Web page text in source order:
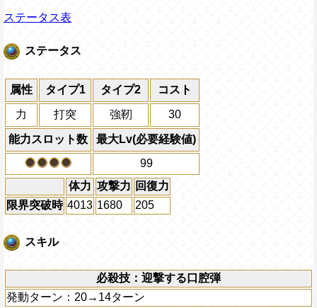
ステータス表
ステータス
属性 タイプ1 タイプ2 コスト
力 打突 強靭 30
能力スロット数
最大Lv(必要経験値)
99
体力 攻撃力 回復力
限界突破時 4013 1680 205
スキル
必殺技：迎撃する口腔弾
発動ターン：20→14ターン